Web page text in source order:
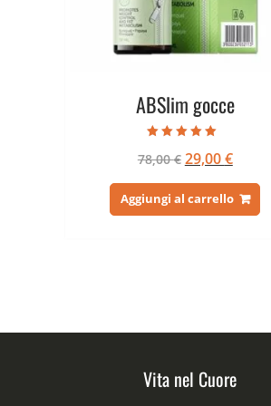
ABSlim gocce
5.00
su 5
78,00€ Il
originale
era:
29,00€Il
attuale
è:
Aggiungi al carrello
Vita nel Cuore